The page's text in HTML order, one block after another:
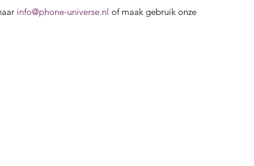
info@phone-universe.nl of maak gebruik onze